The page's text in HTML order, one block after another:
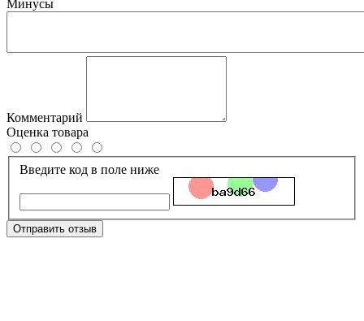
Минусы
Комментарий
Оценка товара
Введите код в поле ниже
Отправить отзыв